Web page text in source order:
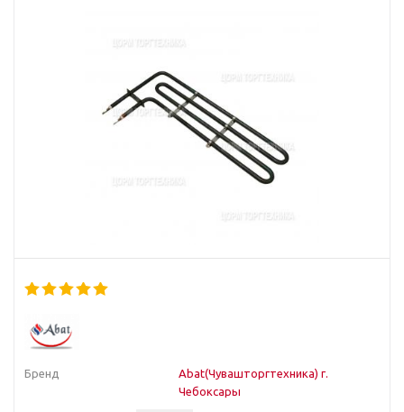
Бренд
Abat(Чувашторгтехника) г.
Чебоксары